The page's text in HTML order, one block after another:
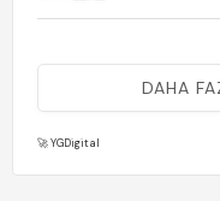
08 Kasım 2024
Maalesef eşime aldım
DAHA
🚀 YGDigital